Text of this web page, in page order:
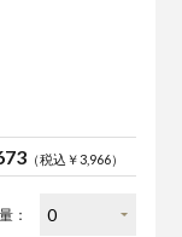
（税込￥3,966）
：